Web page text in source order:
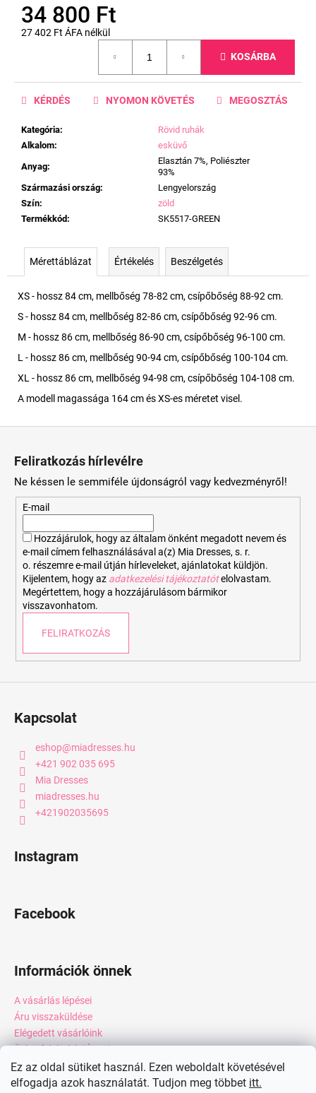
Ez az oldal sütiket használ. Ezen weboldalt követésével
elfogadja azok használatát. Tudjon meg többet itt.
34 800 Ft
27 402 Ft ÁFA nélkül
KOSÁRBA
Kategória:
Rövid ruhák
Alkalom:
esküvő
Anyag:
Elasztán 7%, Poliészter
93%
Származási ország:
Lengyelország
Szín:
zöld
Termékkód: SK5517-GREEN
KÉRDÉS NYOMON KÖVETÉS MEGOSZTÁS
Mérettáblázat Értékelés Beszélgetés
XS - hossz 84 cm, mellbőség 78-82 cm, csípőbőség 88-92 cm.
S - hossz 84 cm, mellbőség 82-86 cm, csípőbőség 92-96 cm.
M - hossz 86 cm, mellbőség 86-90 cm, csípőbőség 96-100 cm.
L - hossz 86 cm, mellbőség 90-94 cm, csípőbőség 100-104 cm.
XL - hossz 86 cm, mellbőség 94-98 cm, csípőbőség 104-108 cm.
A modell magassága 164 cm és XS-es méretet visel.
Feliratkozás hírlevélre
Ne késsen le semmiféle újdonságról vagy kedvezményről!
E-mail
Hozzájárulok, hogy az általam önként megadott nevem és
e-mail címem felhasználásával a(z) Mia Dresses, s. r.
o. részemre e-mail útján hírleveleket, ajánlatokat küldjön.
Kijelentem, hogy az adatkezelési tájékoztatót elolvastam.
Megértettem, hogy a hozzájárulásom bármikor
visszavonhatom.
FELIRATKOZÁS
Kapcsolat
eshop@miadresses.hu
+421 902 035 695
Mia Dresses
miadresses.hu
+421902035695
Instagram
Facebook
Információk önnek
A vásárlás lépései
Áru visszaküldése
Elégedett vásárlóink
Üzleti feltételek (ÁSZF)
Adatkezelési tájékoztató
Webáruház értékelése